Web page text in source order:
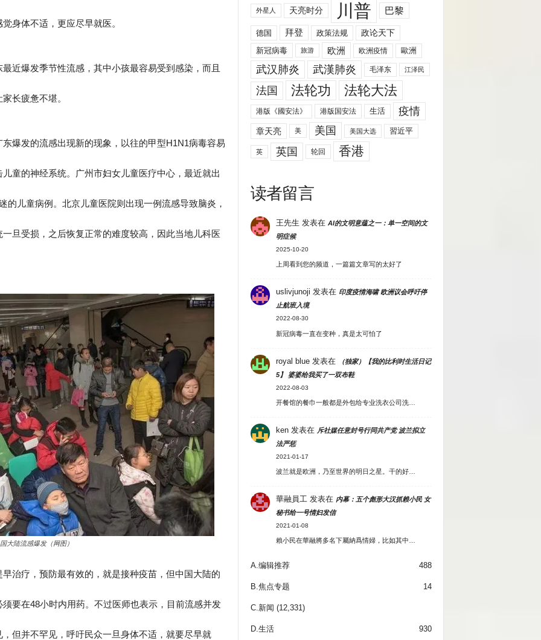
身体不适，更应尽早就医。
近爆发季节性流感，其中小孩最容易受到感染，而且
长疲惫不堪。
爆发的流感出现新的现象，以往的甲型H1N1病毒容易
童的神经系统。广州市妇女儿童医疗中心，最近就出
的儿童病例。北京儿童医院则出现一例流感导致脑炎，
旦受损，之后恢复正常的难度较高，因此当地儿科医
大陆流感爆发（网图）
治疗，预防最有效的，就是接种疫苗，但中国大陆的
要在48小时内用药。不过医师也表示，目前流感并发
但并不罕见，呼吁民众一旦身体不适，就要尽早就
外星人 天亮时分 川普 巴黎
德国 拜登 政策法规
政论天下
新冠病毒
旅游 欧洲 欧洲疫情 歐洲
武汉肺炎 武漢肺炎 毛泽东 江泽民
法国 法轮功 法轮大法
港版《國安法》 港版国安法 生活 疫情
章天亮 美 美国 美国大选 習近平
英 英国 轮回 香港
读者留言
王先生 发表在 AI的文明意蕴之一：单一空间的文
明症候
2025-10-20
上周看到您的频道，一篇篇文章写的太好了
uslivjunoji 发表在 印度疫情海啸 欧洲议会呼吁停
止航班入境
2022-08-30
新冠病毒一直在变种，真是太可怕了
royal blue发表在
（独家）【我的比利时生活日记
5】 婆婆给我买了一双布鞋
2022-08-03
开餐馆的餐巾一般都是外包给专业洗衣公司洗…
ken发表在 斥社媒任意封号行同共产党 波兰拟立
法严惩
2021-01-17
波兰就是欧洲，乃至世界的明日之星。干的好…
華融員工 发表在 内幕：五个彪形大汉抓赖小民 女
秘书给一号情妇发信
2021-01-08
賴小民在華融將多名下屬納爲情婦，比如其中…
A.编辑推荐 488
B.焦点专题 14
C.新闻 (12,331)
D.生活 930